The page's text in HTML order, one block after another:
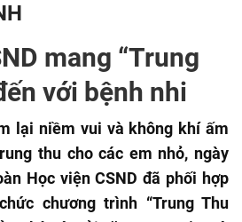
mang “Trung
với bệnh nhi
lại niềm vui và không khí ấm
thu cho các em nhỏ, ngày
Học viện CSND đã phối hợp
chương trình “Trung Thu